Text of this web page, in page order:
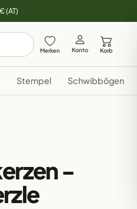
(AT)
Merken Konto Korb
Stempel Schwibbögen
-